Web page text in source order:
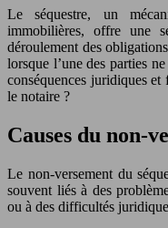
Le séquestre, un
immobilières, offre une
déroulement des
lorsque l’une des parties
conséquences juridiques et
le notaire ?
Causes du non-
Le non-versement du
souvent liés à des
ou à des difficultés